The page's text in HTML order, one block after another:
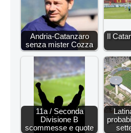
Andria-Catanzaro
senza mister Cozza
Il
11a / Seconda
Divisione B
scommesse e quote